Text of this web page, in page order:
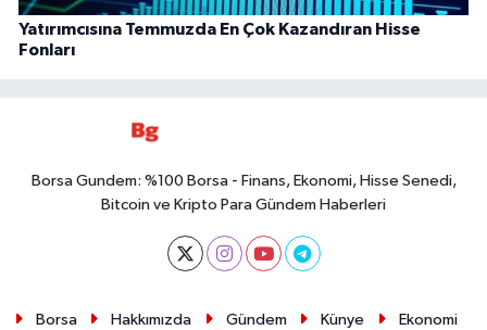
Yatırımcısına Temmuzda En Çok Kazandıran Hisse
Fonları
Borsa Gundem: %100 Borsa - Finans, Ekonomi, Hisse Senedi,
Bitcoin ve Kripto Para Gündem Haberleri
Borsa Hakkımızda Gündem Künye
Ekonomi